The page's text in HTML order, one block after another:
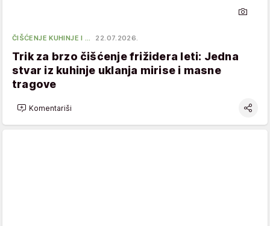
ČIŠĆENJE KUHINJE I … 22.07.2026.
Trik za brzo čišćenje frižidera leti: Jedna
stvar iz kuhinje uklanja mirise i masne
tragove
Komentariši